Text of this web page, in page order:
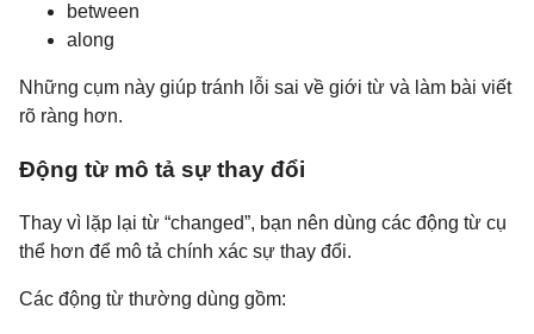
between
along
Những cụm này giúp tránh lỗi sai về giới từ và làm bài viết
rõ ràng hơn.
Động từ mô tả sự thay đổi
Thay vì lặp lại từ “changed”, bạn nên dùng các động từ cụ
thể hơn để mô tả chính xác sự thay đổi.
Các động từ thường dùng gồm: